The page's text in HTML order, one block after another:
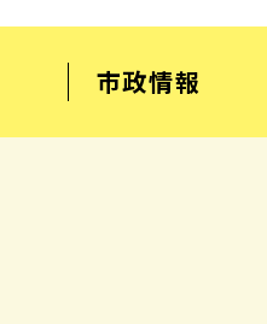
市政情報